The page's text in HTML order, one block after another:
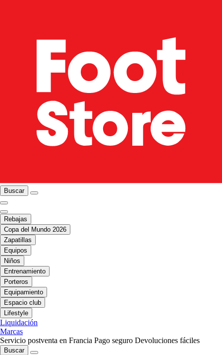
Buscar
Rebajas
Copa del Mundo 2026
Zapatillas
Equipos
Niños
Entrenamiento
Porteros
Equipamiento
Espacio club
Lifestyle
Liquidación
Marcas
Servicio postventa en Francia Pago seguro Devoluciones fáciles
Buscar